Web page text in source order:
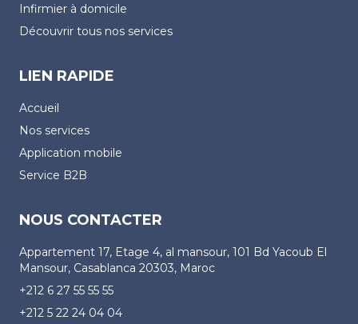
Infirmier à domicile
Découvrir tous nos services
LIEN RAPIDE
Accueil
Nos services
Application mobile
Service B2B
NOUS CONTACTER
Appartement 17, Etage 4, al mansour, 101 Bd Yacoub El
Mansour, Casablanca 20303, Maroc
+212 6 27 55 55 55
+212 5 22 24 04 04